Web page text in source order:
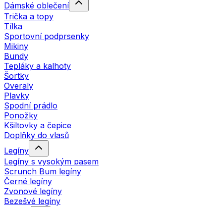
Dámské oblečení
Trička a topy
Tílka
Sportovní podprsenky
Mikiny
Bundy
Tepláky a kalhoty
Šortky
Overaly
Plavky
Spodní prádlo
Ponožky
Kšiltovky a čepice
Doplňky do vlasů
Legíny
Legíny s vysokým pasem
Scrunch Bum legíny
Černé legíny
Zvonové legíny
Bezešvé legíny